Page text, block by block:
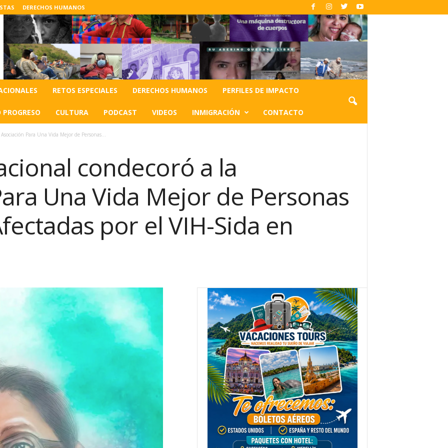
DERECHOS HUMANOS
RETOS ESPECIALES DERECHOS HUMANOS PERFILES DE IMPACTO
PROGRESO CULTURA PODCAST VIDEOS INMIGRACIÓN CONTACTO
Para Una Vida Mejor de Personas...
condecoró a la
Una Vida Mejor de Personas
por el VIH-Sida en